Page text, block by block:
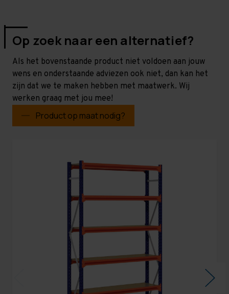
Op zoek naar een alternatief?
Als het bovenstaande product niet voldoen aan jouw
wens en onderstaande adviezen ook niet, dan kan het
zijn dat we te maken hebben met maatwerk. Wij
werken graag met jou mee!
Product op maat nodig?